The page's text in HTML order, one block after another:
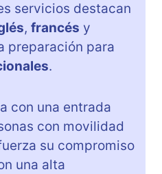
servicios destacan
, francés y
preparación para
.
con una entrada
con movilidad
su compromiso
una alta